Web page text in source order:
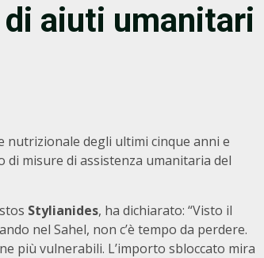
aiuti umanitari
nutrizionale degli ultimi cinque anni e
di misure di assistenza umanitaria del
Stylianides, ha dichiarato: “Visto il
nel Sahel, non c’è tempo da perdere.
più vulnerabili. L’importo sbloccato mira